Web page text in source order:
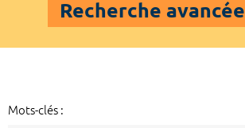
Recherche avancée
Mots-clés :